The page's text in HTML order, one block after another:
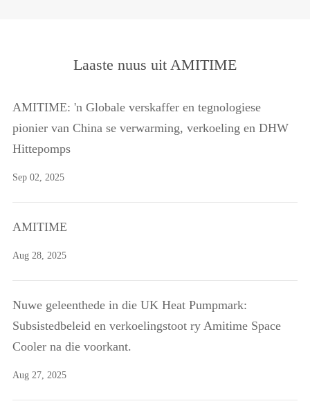
Laaste nuus uit AMITIME
AMITIME: 'n Globale verskaffer en tegnologiese
pionier van China se verwarming, verkoeling en DHW
Hittepomps
Sep 02, 2025
AMITIME
Aug 28, 2025
Nuwe geleenthede in die UK Heat Pumpmark:
Subsistedbeleid en verkoelingstoot ry Amitime Space
Cooler na die voorkant.
Aug 27, 2025